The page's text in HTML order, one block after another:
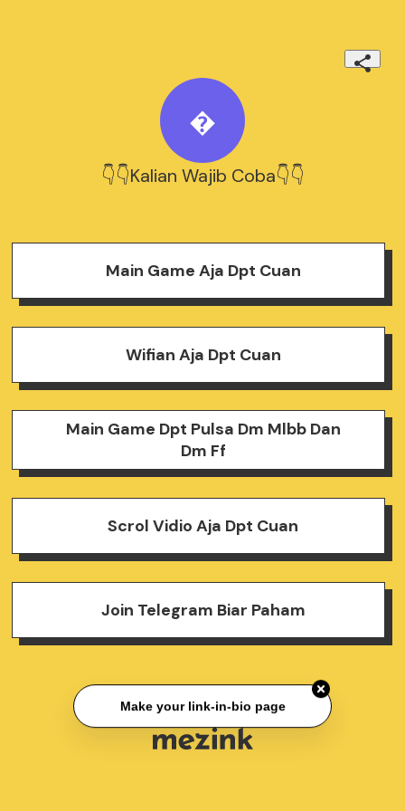

👇👇Kalian Wajib Coba👇👇
Main Game Aja Dpt Cuan
Wifian Aja Dpt Cuan
Main Game Dpt Pulsa Dm Mlbb Dan
Dm Ff
Scrol Vidio Aja Dpt Cuan
Join Telegram Biar Paham
Make your link-in-bio page